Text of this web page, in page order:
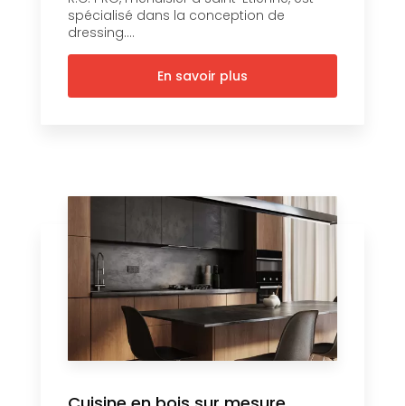
spécialisé dans la conception de
dressing....
En savoir plus